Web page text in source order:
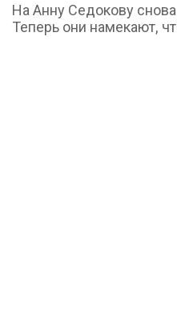
На Анну Седокову
Теперь они намекают,